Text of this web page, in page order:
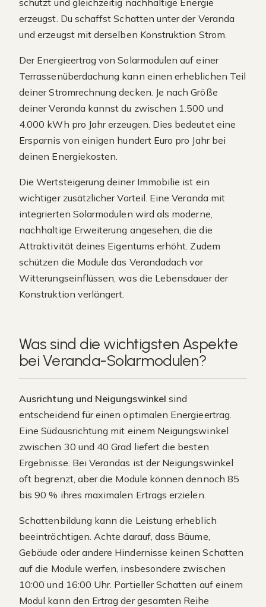
schützt und gleichzeitig nachhaltige Energie
erzeugst. Du schaffst Schatten unter der Veranda
und erzeugst mit derselben Konstruktion Strom.
Der Energieertrag von Solarmodulen auf einer
Terrassenüberdachung kann einen erheblichen Teil
deiner Stromrechnung decken. Je nach Größe
deiner Veranda kannst du zwischen 1.500 und
4.000 kWh pro Jahr erzeugen. Dies bedeutet eine
Ersparnis von einigen hundert Euro pro Jahr bei
deinen Energiekosten.
Die Wertsteigerung deiner Immobilie ist ein
wichtiger zusätzlicher Vorteil. Eine Veranda mit
integrierten Solarmodulen wird als moderne,
nachhaltige Erweiterung angesehen, die die
Attraktivität deines Eigentums erhöht. Zudem
schützen die Module das Verandadach vor
Witterungseinflüssen, was die Lebensdauer der
Konstruktion verlängert.
Was sind die wichtigsten Aspekte
bei Veranda-Solarmodulen?
Ausrichtung und Neigungswinkel sind
entscheidend für einen optimalen Energieertrag.
Eine Südausrichtung mit einem Neigungswinkel
zwischen 30 und 40 Grad liefert die besten
Ergebnisse. Bei Verandas ist der Neigungswinkel
oft begrenzt, aber die Module können dennoch 85
bis 90 % ihres maximalen Ertrags erzielen.
Schattenbildung kann die Leistung erheblich
beeinträchtigen. Achte darauf, dass Bäume,
Gebäude oder andere Hindernisse keinen Schatten
auf die Module werfen, insbesondere zwischen
10:00 und 16:00 Uhr. Partieller Schatten auf einem
Modul kann den Ertrag der gesamten Reihe